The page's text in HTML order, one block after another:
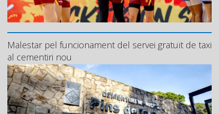
Malestar pel funcionament del servei gratuït de taxi
al cementiri nou